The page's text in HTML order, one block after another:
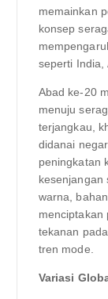
memainkan
konsep
seperti India,
Abad ke-20
menuju
terjangkau,
didanai
peningkatan
kesenjangan
warna,
menciptakan
tekanan
tren mode.
Variasi